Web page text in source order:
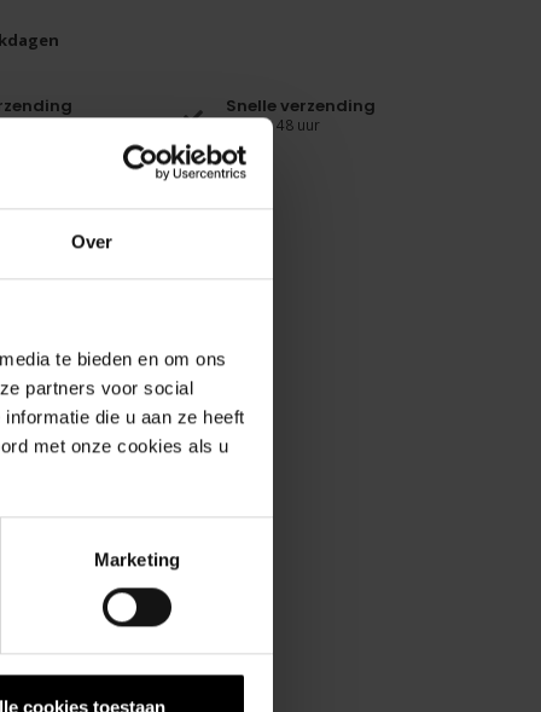
Over
te bieden en om ons
partners voor social
die u aan ze heeft
met onze cookies als u
Marketing
cookies toestaan
Snelle verzending
binnen 48 uur
producten